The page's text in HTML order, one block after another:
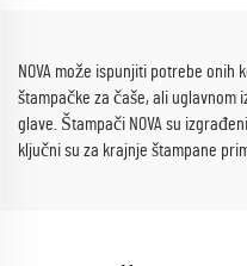
NOVA može ispunjiti potrebe onih
štampačke za čaše, ali uglavnom
glave. Štampači NOVA su
ključni su za krajnje štampane